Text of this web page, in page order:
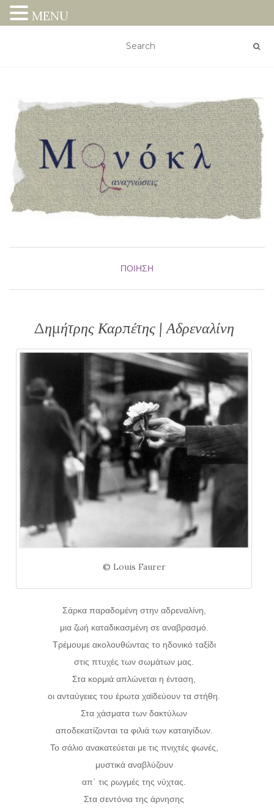
ΠΟΊΗΣΗ
Δημήτρης Καρπέτης | Αδρεναλίνη
© Louis Faurer
Σάρκα παραδομένη στην αδρεναλίνη,
μια ζωή καταδικασμένη σε αναβρασμό.
Τρέμουμε ακολουθώντας το ηδονικό ταξίδι
στις πτυχές των σωμάτων μας.
Στα κορμιά απλώνεται η ένταση,
οι ανταύγειες του έρωτα χαϊδεύουν τα στήθη.
Στα χάσματα των δακτύλων
αποδεκατίζονται τα φιλιά των καταιγίδων.
Το σάλιο ανακατεύεται με τις πνιχτές φωνές,
μυστικά αναβλύζουν
απ΄ τις ρωγμές της νύχτας.
Στα σεντόνια της άρνησης
MENU